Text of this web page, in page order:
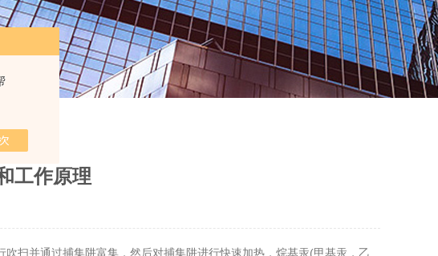
工作原理
扫并通过捕集阱富集，然后对捕集阱进行快速加热，烷基汞(甲基汞，乙